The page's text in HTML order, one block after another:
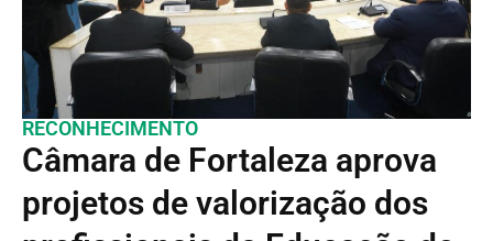
RECONHECIMENTO
Câmara de Fortaleza aprova
projetos de valorização dos